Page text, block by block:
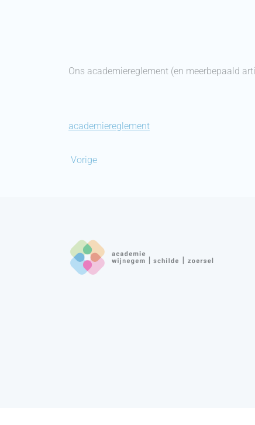
Ons academiereglement (en meerbepaald
academiereglement
Vorige